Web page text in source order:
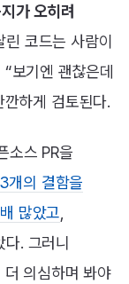
가 오히려
코드는 사람이
보기엔 괜찮은데
하게 검토된다.
소스 PR을
개의 결함을
많았고
. 그러니
의심하며 봐야